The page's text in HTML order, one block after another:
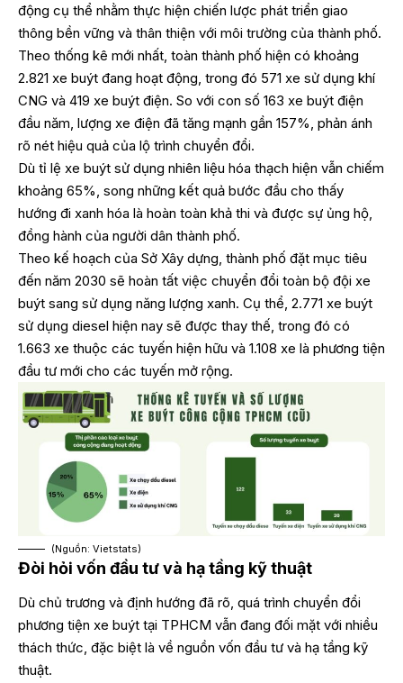
động cụ thể nhằm thực hiện chiến lược phát triển giao
thông bền vững và thân thiện với môi trường của thành phố.
Theo thống kê mới nhất, toàn thành phố hiện có khoảng
2.821 xe buýt đang hoạt động, trong đó 571 xe sử dụng khí
CNG và 419 xe buýt điện. So với con số 163 xe buýt điện
đầu năm, lượng xe điện đã tăng mạnh gần 157%, phản ánh
rõ nét hiệu quả của lộ trình chuyển đổi.
Dù tỉ lệ xe buýt sử dụng nhiên liệu hóa thạch hiện vẫn chiếm
khoảng 65%, song những kết quả bước đầu cho thấy
hướng đi xanh hóa là hoàn toàn khả thi và được sự ủng hộ,
đồng hành của người dân thành phố.
Theo kế hoạch của Sở Xây dựng, thành phố đặt mục tiêu
đến năm 2030 sẽ hoàn tất việc chuyển đổi toàn bộ đội xe
buýt sang sử dụng năng lượng xanh. Cụ thể, 2.771 xe buýt
sử dụng diesel hiện nay sẽ được thay thế, trong đó có
1.663 xe thuộc các tuyến hiện hữu và 1.108 xe là phương tiện
đầu tư mới cho các tuyến mở rộng.
(Nguồn: Vietstats)
Đòi hỏi vốn đầu tư và hạ tầng kỹ thuật
Dù chủ trương và định hướng đã rõ, quá trình chuyển đổi
phương tiện xe buýt tại TPHCM vẫn đang đối mặt với nhiều
thách thức, đặc biệt là về nguồn vốn đầu tư và hạ tầng kỹ
thuật.